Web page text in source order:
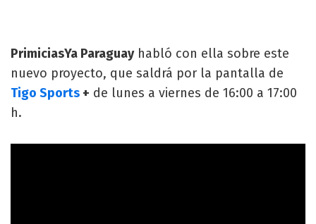
PrimiciasYa Paraguayhabló con ella sobre este
nuevo proyecto, que saldrá por la pantalla de
Tigo Sports + de lunes a viernes de 16:00 a 17:00
h.